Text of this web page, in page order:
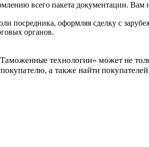
всего пакета документации. Вам
посредника, оформляя сделку с
органов.
технологии» может не
а также найти